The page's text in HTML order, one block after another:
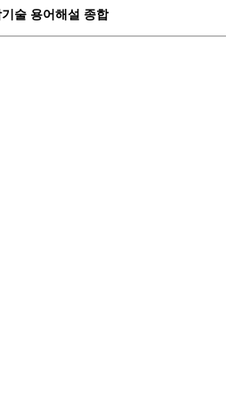
술 용어해설 종합